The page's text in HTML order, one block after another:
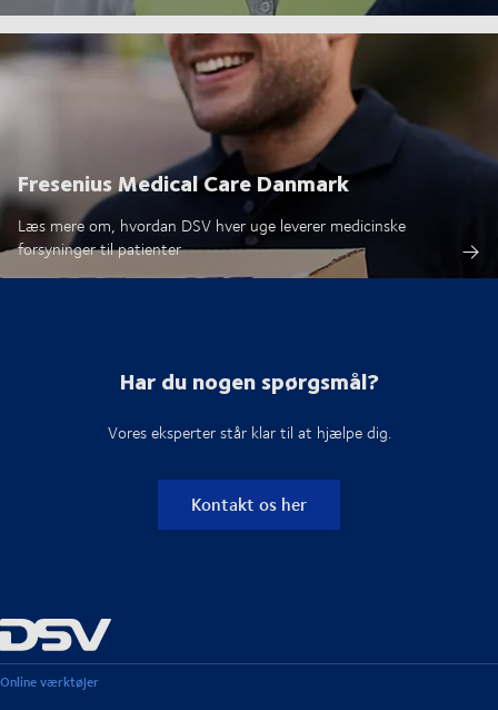
Fresenius Medical Care Danmark
Læs mere om, hvordan DSV hver uge leverer medicinske
forsyninger til patienter
Har du nogen spørgsmål?
Vores eksperter står klar til at hjælpe dig.
Kontakt os her
Online værktøjer